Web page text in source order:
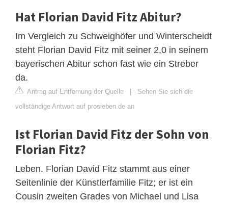
Hat Florian David Fitz Abitur?
Im Vergleich zu Schweighöfer und Winterscheidt
steht Florian David Fitz mit seiner 2,0 in seinem
bayerischen Abitur schon fast wie ein Streber
da.
Antrag auf Entfernung der Quelle | Sehen Sie sich die
vollständige Antwort auf prosieben.de an
Ist Florian David Fitz der Sohn von
Florian Fitz?
Leben. Florian David Fitz stammt aus einer
Seitenlinie der Künstlerfamilie Fitz; er ist ein
Cousin zweiten Grades von Michael und Lisa